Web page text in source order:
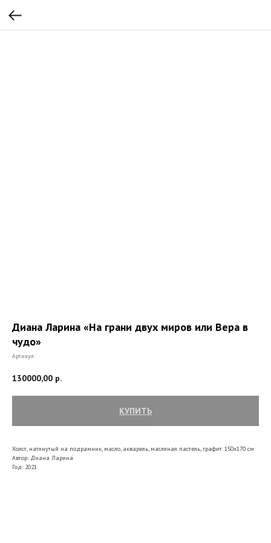
Диана Ларина «На грани двух миров или Вера в
чудо»
Артикул:
130000,00 р.
КУПИТЬ
Холст, натянутый на подрамник, масло, акварель, масляная пастель, графит. 150х170 см
Автор: Диана Ларина
Год: 2021